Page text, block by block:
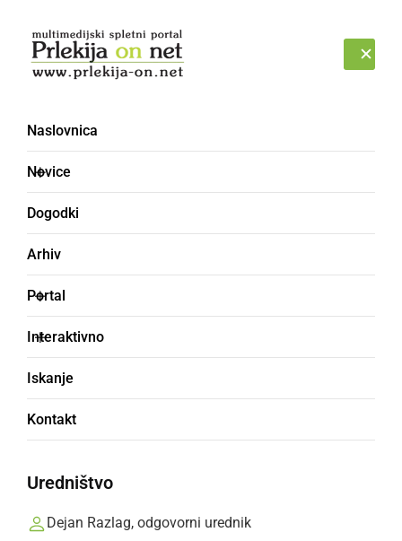
Naslovnica
Novice
Dogodki
Arhiv
Portal
Interaktivno
Iskanje
Kontakt
Uredništvo
Dejan Razlag, odgovorni urednik
festival Vurberk 2019
GLASBA IN FILM
Ansambel Opoj zmagovalci festivala
Vurberk 2019
nedelja, 23. junij 2019 ob 18:33